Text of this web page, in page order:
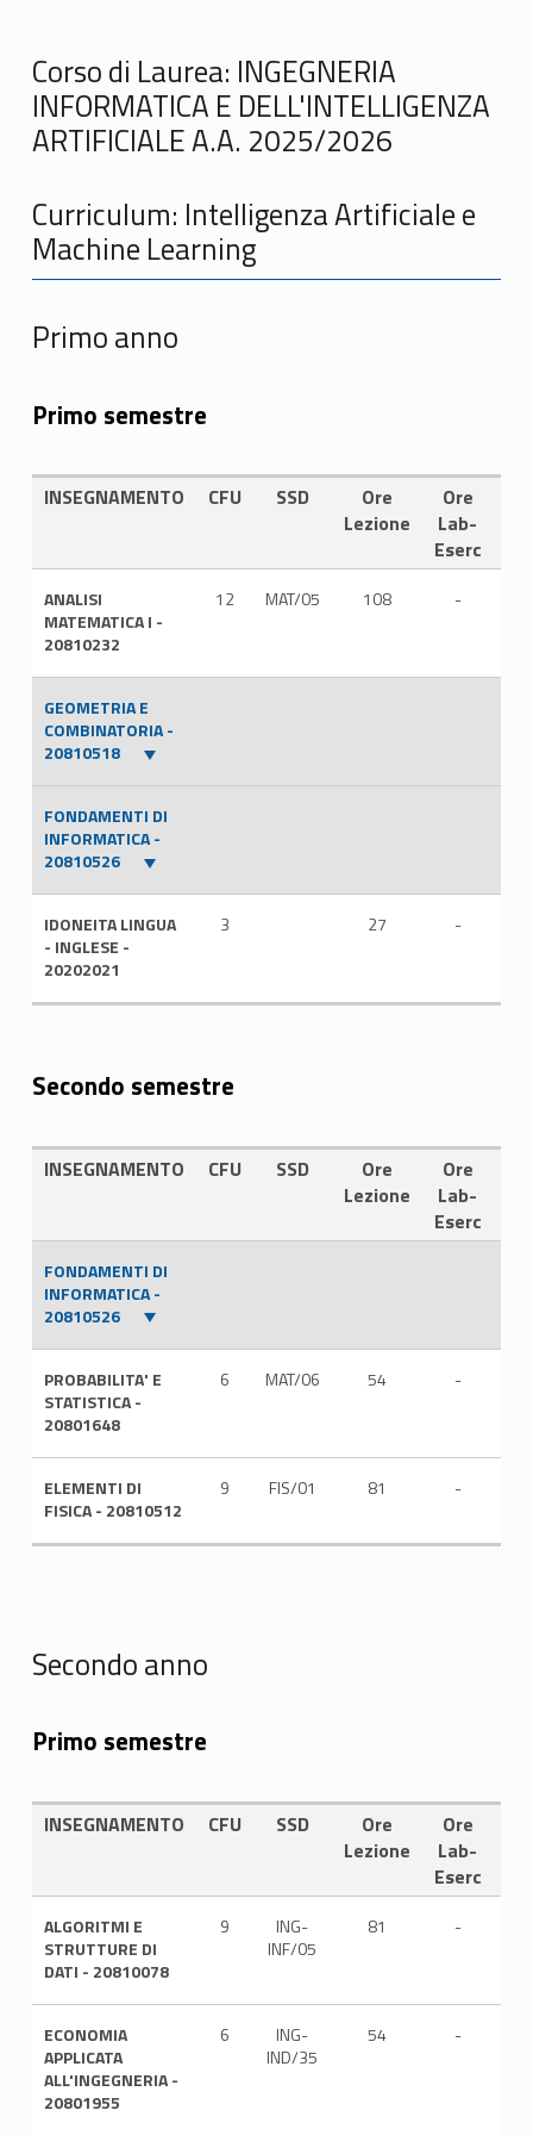
Corso di Laurea: INGEGNERIA
INFORMATICA E DELL'INTELLIGENZA
ARTIFICIALE A.A. 2025/2026
Curriculum: Intelligenza Artificiale e
Machine Learning
Primo anno
Primo semestre
INSEGNAMENTO CFU SSD
Ore
Lezione
Ore
Lab-
Eserc
ANALISI
MATEMATICA I -
20810232
12 MAT/05 108 -
GEOMETRIA E
COMBINATORIA -
20810518
FONDAMENTI DI
INFORMATICA -
20810526
IDONEITA LINGUA
- INGLESE -
20202021
3 27 -
Secondo semestre
INSEGNAMENTO CFU SSD
Ore
Lezione
Ore
Lab-
Eserc
FONDAMENTI DI
INFORMATICA -
20810526
PROBABILITA' E
STATISTICA -
20801648
6 MAT/06 54 -
ELEMENTI DI
FISICA - 20810512
9 FIS/01 81 -
Secondo anno
Primo semestre
INSEGNAMENTO CFU SSD
Ore
Lezione
Ore
Lab-
Eserc
ALGORITMI E
STRUTTURE DI
DATI - 20810078
9
ING-
INF/05
81 -
ECONOMIA
APPLICATA
ALL'INGEGNERIA -
20801955
6
ING-
IND/35
54 -